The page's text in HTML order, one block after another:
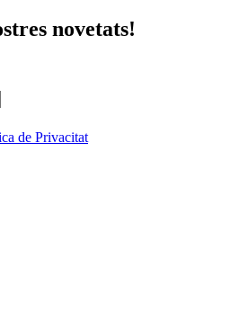
novetats!
de Privacitat